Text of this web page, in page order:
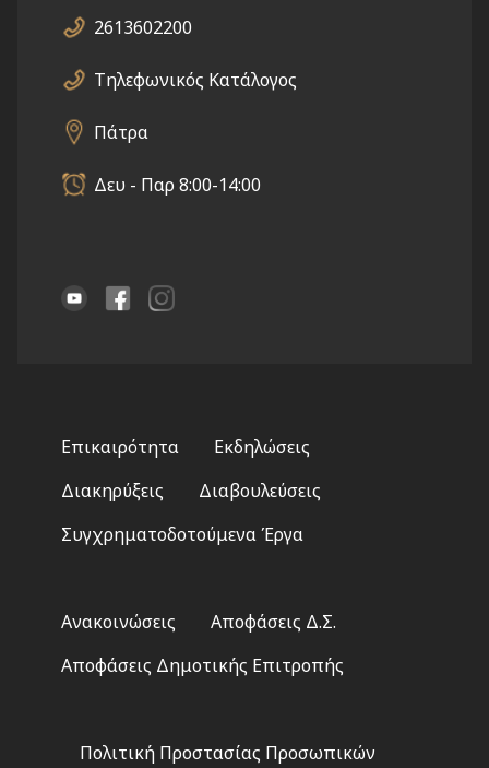
2613602200
Τηλεφωνικός Κατάλογος
Πάτρα
Δευ - Παρ 8:00-14:00
menu
Επικαιρότητα
Εκδηλώσεις
Διακηρύξεις
Διαβουλεύσεις
Συγχρηματοδοτούμενα Έργα
2
Ανακοινώσεις
Αποφάσεις Δ.Σ.
Αποφάσεις Δημοτικής Επιτροπής
Πολιτική Προστασίας Προσωπικών